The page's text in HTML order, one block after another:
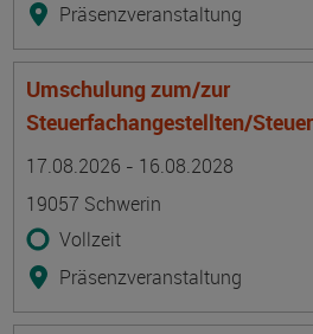
Präsenzveranstaltung
Umschulung zum/zur
Steuerfachangestellten/
17.08.2026 - 16.08.2028
19057 Schwerin
Vollzeit
Präsenzveranstaltung